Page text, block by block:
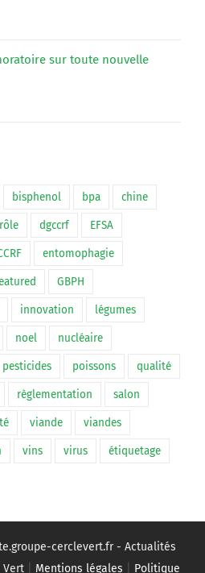
sur toute nouvelle
bisphenol bpa chine
dgccrf EFSA
entomophagie
GBPH
innovation légumes
noel nucléaire
pesticides poissons qualité
règlementation salon
viande viandes
vins virus étiquetage
cerclevert.fr - Actualités
Vert| Mentions légales Politique